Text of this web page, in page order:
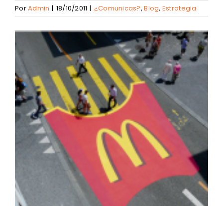
PorAdmin | 18/10/2011 | ¿Comunicas?,Blog, Estrategia
Larger
Image